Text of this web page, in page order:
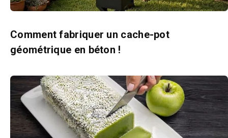
Comment fabriquer un cache-pot
géométrique en béton !